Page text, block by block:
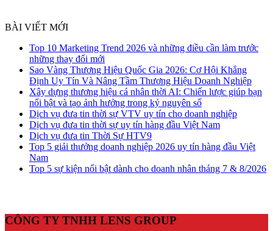
BÀI VIẾT MỚI
Top 10 Marketing Trend 2026 và những điều cần làm trước
những thay đổi mới
Sao Vàng Thương Hiệu Quốc Gia 2026: Cơ Hội Khẳng
Định Uy Tín Và Nâng Tầm Thương Hiệu Doanh Nghiệp
Xây dựng thương hiệu cá nhân thời AI: Chiến lược giúp bạn
nổi bật và tạo ảnh hưởng trong kỷ nguyên số
Dịch vụ đưa tin thời sự VTV uy tín cho doanh nghiệp
Dịch vụ đưa tin thời sự uy tín hàng đầu Việt Nam
Dịch vụ đưa tin Thời Sự HTV9
Top 5 giải thưởng doanh nghiệp 2026 uy tín hàng đầu Việt
Nam
Top 5 sự kiện nổi bật dành cho doanh nhân tháng 7 & 8/2026
CÔNG TY TNHH LENS GROUP